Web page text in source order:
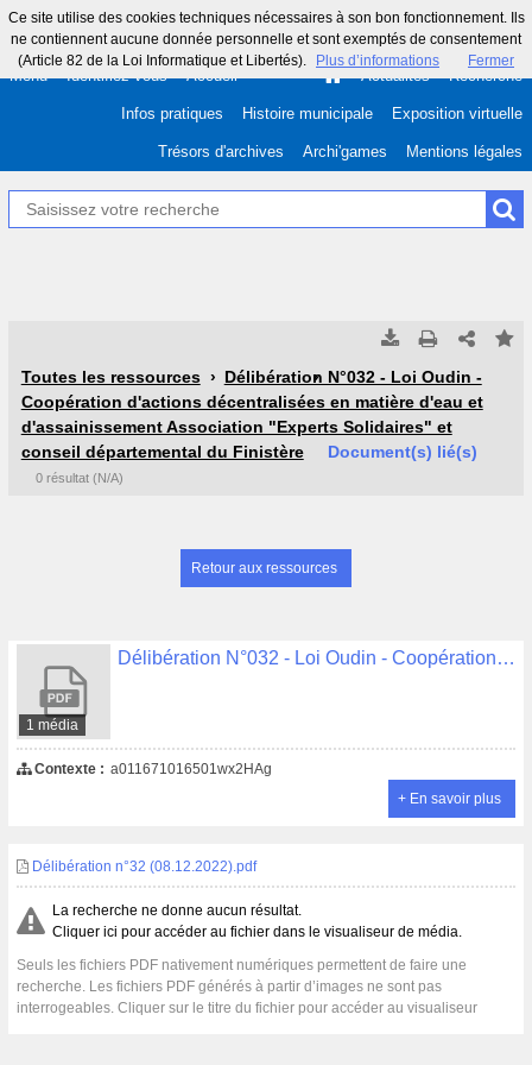
Ce site utilise des cookies techniques nécessaires à son bon fonctionnement. Ils
ne contiennent aucune donnée personnelle et sont exemptés de consentement
(Article 82 de la Loi Informatique et Libertés).
Plus d’informations Fermer
Menu Identifiez-vous Accueil Actualités Recherche
Infos pratiques Histoire municipale Exposition virtuelle
Trésors d'archives Archi'games Mentions légales
Tous les résultats (Max 250)
Cette page
Tous les résultats(Max 500)
Cette page
Toutes les ressources
Délibération N°032 - Loi Oudin -
Coopération d'actions décentralisées en matière d'eau et
d'assainissement Association "Experts Solidaires" et
conseil départemental du Finistère
Document(s) lié(s)
0 résultat (N/A)
Retour aux ressources
1 média
Délibération N°032 - Loi Oudin - Coopération d'actions décentralisées en matière d'eau et d'assainissement Association "Experts Solidaires" et conseil départemental du Finistère
Contexte : a011671016501wx2HAg
+ En savoir plus
Délibération n°32 (08.12.2022).pdf
La recherche ne donne aucun résultat.
Cliquer ici pour accéder au fichier dans le visualiseur de média.
Seuls les fichiers PDF nativement numériques permettent de faire une
recherche. Les fichiers PDF générés à partir d’images ne sont pas
interrogeables. Cliquer sur le titre du fichier pour accéder au visualiseur